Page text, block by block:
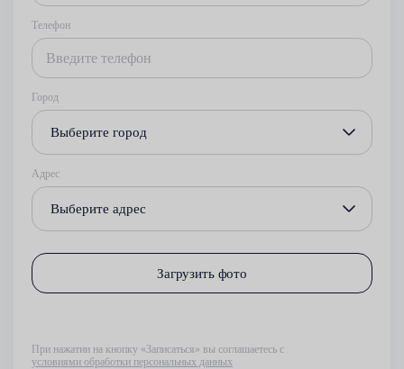
Телефон
Город
Выберите город
Адрес
Выберите адрес
Загрузить фото
При нажатии на кнопку «Записаться» вы соглашаетесь с
условиями обработки персональных данных